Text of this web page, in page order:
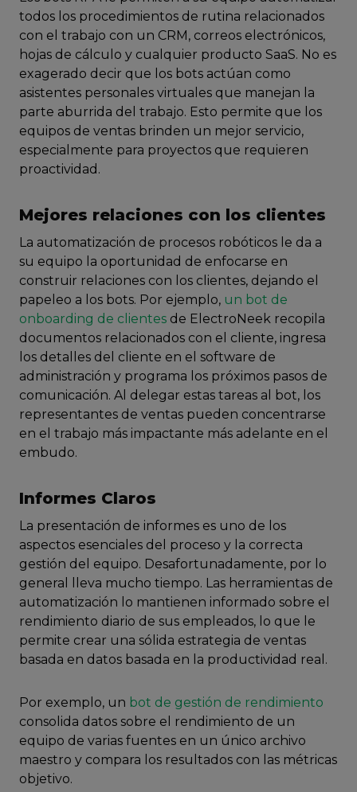
todos los procedimientos de rutina relacionados
con el trabajo con un CRM, correos electrónicos,
hojas de cálculo y cualquier producto SaaS. No es
exagerado decir que los bots actúan como
asistentes personales virtuales que manejan la
parte aburrida del trabajo. Esto permite que los
equipos de ventas brinden un mejor servicio,
especialmente para proyectos que requieren
proactividad.
Mejores relaciones con los clientes
La automatización de procesos robóticos le da a
su equipo la oportunidad de enfocarse en
construir relaciones con los clientes, dejando el
papeleo a los bots. Por ejemplo, un bot de
onboarding de clientes de ElectroNeek recopila
documentos relacionados con el cliente, ingresa
los detalles del cliente en el software de
administración y programa los próximos pasos de
comunicación. Al delegar estas tareas al bot, los
representantes de ventas pueden concentrarse
en el trabajo más impactante más adelante en el
embudo.
Informes Claros
La presentación de informes es uno de los
aspectos esenciales del proceso y la correcta
gestión del equipo. Desafortunadamente, por lo
general lleva mucho tiempo. Las herramientas de
automatización lo mantienen informado sobre el
rendimiento diario de sus empleados, lo que le
permite crear una sólida estrategia de ventas
basada en datos basada en la productividad real.
Por exemplo, un bot de gestión de rendimiento
consolida datos sobre el rendimiento de un
equipo de varias fuentes en un único archivo
maestro y compara los resultados con las métricas
objetivo.